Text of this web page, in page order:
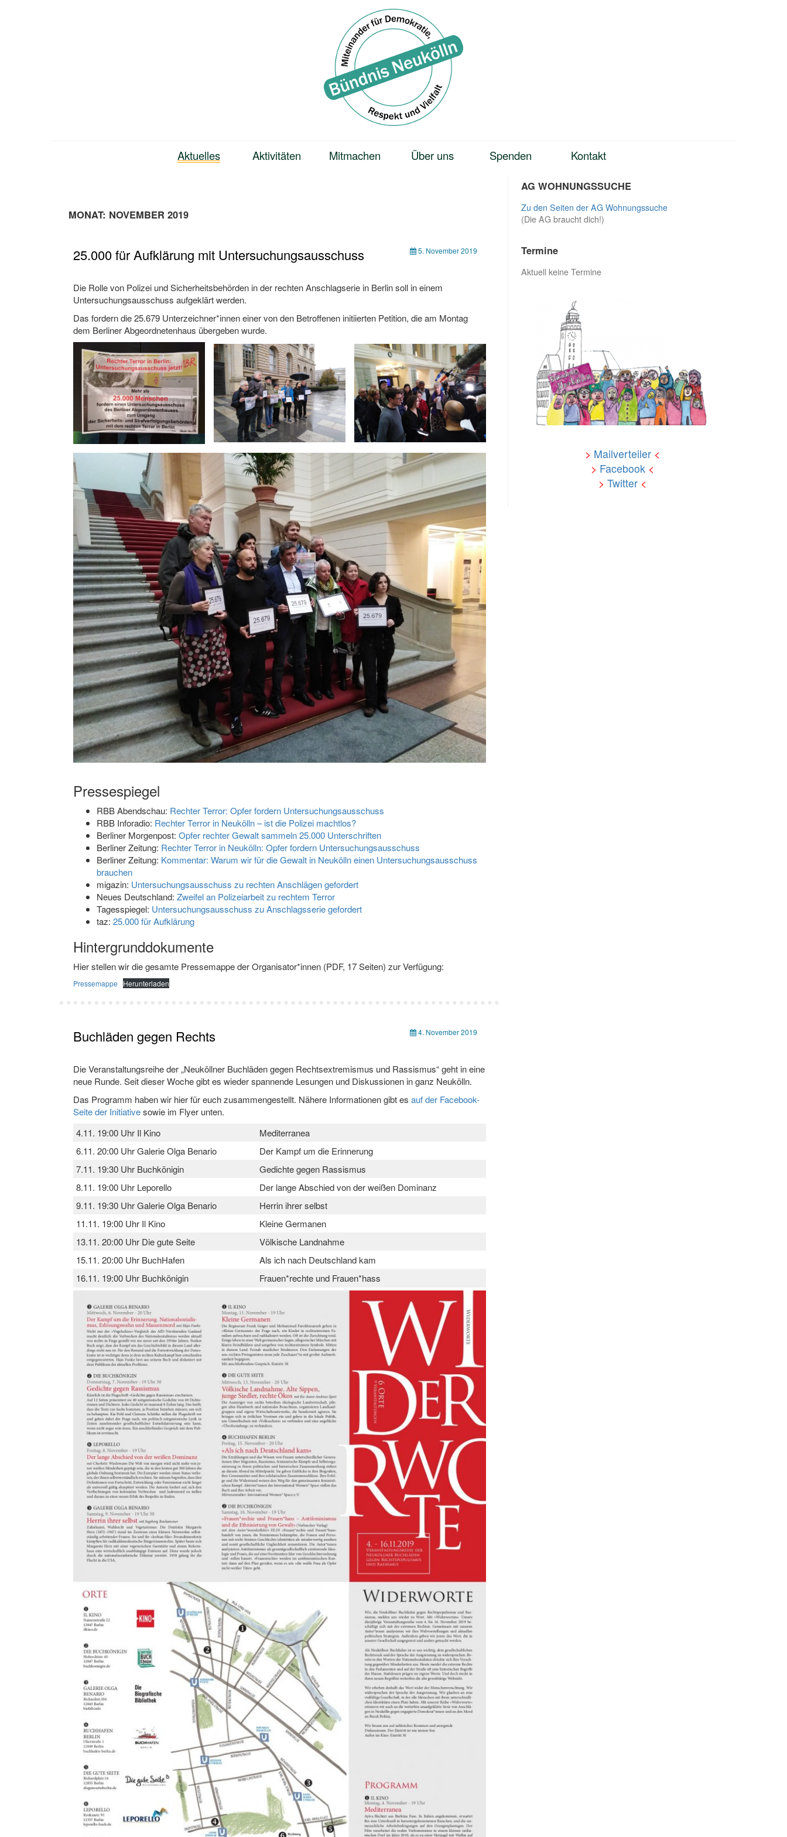
Aktuelles Aktivitäten Mitmachen Über uns Spenden Kontakt
MONAT: NOVEMBER 2019
25.000 für Aufklärung mit Untersuchungsausschuss 5. November 2019
Die Rolle von Polizei und Sicherheitsbehörden in der rechten Anschlagserie in Berlin soll in einem
Untersuchungsausschuss aufgeklärt werden.
Das fordern die 25.679 Unterzeichner*innen einer von den Betroffenen initiierten Petition, die am Montag
dem Berliner Abgeordnetenhaus übergeben wurde.
Pressespiegel
RBB Abendschau: Rechter Terror: Opfer fordern Untersuchungsausschuss
RBB Inforadio: Rechter Terror in Neukölln – ist die Polizei machtlos?
Berliner Morgenpost: Opfer rechter Gewalt sammeln 25.000 Unterschriften
Berliner Zeitung: Rechter Terror in Neukölln: Opfer fordern Untersuchungsausschuss
Berliner Zeitung: Kommentar: Warum wir für die Gewalt in Neukölln einen Untersuchungsausschuss
brauchen
migazin: Untersuchungsausschuss zu rechten Anschlägen gefordert
Neues Deutschland: Zweifel an Polizeiarbeit zu rechtem Terror
Tagesspiegel: Untersuchungsausschuss zu Anschlagsserie gefordert
taz: 25.000 für Aufklärung
Hintergrunddokumente
Hier stellen wir die gesamte Pressemappe der Organisator*innen (PDF, 17 Seiten) zur Verfügung:
Pressemappe Herunterladen
Buchläden gegen Rechts 4. November 2019
Die Veranstaltungsreihe der „Neuköllner Buchläden gegen Rechtsextremismus und Rassismus“ geht in eine
neue Runde. Seit dieser Woche gibt es wieder spannende Lesungen und Diskussionen in ganz Neukölln.
Das Programm haben wir hier für euch zusammengestellt. Nähere Informationen gibt es auf der Facebook-
Seite der Initiativesowie im Flyer unten.
4.11. 19:00 Uhr Il Kino
Mediterranea
6.11. 20:00 Uhr Galerie Olga Benario
Der Kampf um die Erinnerung
7.11. 19:30 Uhr Buchkönigin
Gedichte gegen Rassismus
8.11. 19:00 Uhr Leporello
Der lange Abschied von der weißen Dominanz
9.11. 19:30 Uhr Galerie Olga Benario
Herrin ihrer selbst
11.11. 19:00 Uhr Il Kino
Kleine Germanen
13.11. 20:00 Uhr Die gute Seite
Völkische Landnahme
15.11. 20:00 Uhr BuchHafen
Als ich nach Deutschland kam
16.11. 19:00 Uhr Buchkönigin
Frauen*rechte und Frauen*hass
AG WOHNUNGSSUCHE
Zu den Seiten der AG Wohnungssuche
(Die AG braucht dich!)
Termine
Aktuell keine Termine
> Mailverteiler <
> Facebook <
> Twitter <